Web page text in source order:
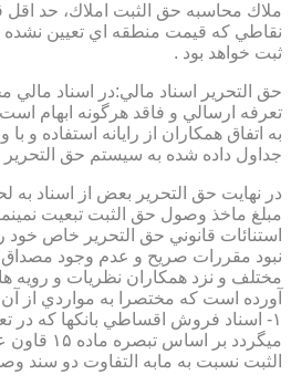
ملاك محاسبه حق الثبت املاك، حد
نقاطي كه قيمت منطقه اي تعيين نشده
ثبت خواهد بود .
حق التحرير اسناد مالي:در اسناد
تعرفه ارسالي و فاقد هرگونه ابهام
به اتفاق همكاران از رايانه استفاده و
جداول داده شده به سيستم حق
در نهايت حق التحرير بعض از اسناد
مبلغ ماخذ وصول حق الثبت تبعيت
استنائات قانوني حق التحرير خاص خود
نبود مقررات صريح و عدم وجود مصداق
مختلف و نزد همكاران نظريات و رويه
آورده است كه مختصرا به مواردي از
۱- اسناد فروش اقساطي بانكها كه
ميگردد بر
الثبت نسبت به مابه التفاوت دو سند